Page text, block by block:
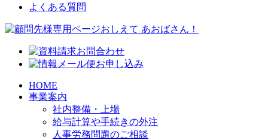
よくある質問
HOME
事業案内
社内整備・上場
給与計算や手続きの外注
人事労務問題のご相談